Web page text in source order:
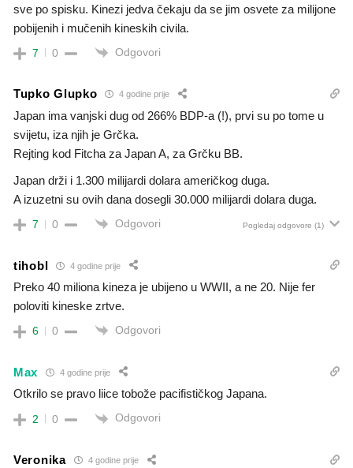
sve po spisku. Kinezi jedva čekaju da se jim osvete za milijone
pobijenih i mučenih kineskih civila.
7 0 Odgovori
Tupko Glupko 4 godine prije
Japan ima vanjski dug od 266% BDP-a (!), prvi su po tome u
svijetu, iza njih je Grčka.
Rejting kod Fitcha za Japan A, za Grčku BB.
Japan drži i 1.300 milijardi dolara američkog duga.
A izuzetni su ovih dana dosegli 30.000 milijardi dolara duga.
7 0 Odgovori Pogledaj odgovore (1)
tihobl 4 godine prije
Preko 40 miliona kineza je ubijeno u WWII, a ne 20. Nije fer
poloviti kineske zrtve.
6 0 Odgovori
Max 4 godine prije
Otkrilo se pravo liice tobože pacifističkog Japana.
2 0 Odgovori
Veronika 4 godine prije